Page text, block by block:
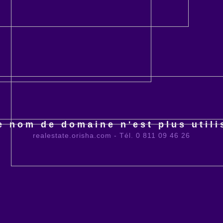
nom de domaine n'est plus
realestate.orisha.com - Tél. 0 811 09 46 26